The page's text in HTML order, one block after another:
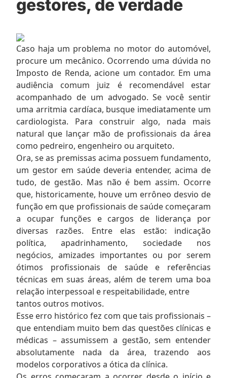
gestores, de verdade
Caso haja um problema no motor do automóvel,
procure um mecânico. Ocorrendo uma dúvida no
Imposto de Renda, acione um contador. Em uma
audiência comum juiz é recomendável estar
acompanhado de um advogado. Se você sentir
uma arritmia cardíaca, busque imediatamente um
cardiologista. Para construir algo, nada mais
natural que lançar mão de profissionais da área
como pedreiro, engenheiro ou arquiteto.
Ora, se as premissas acima possuem fundamento,
um gestor em saúde deveria entender, acima de
tudo, de gestão. Mas não é bem assim. Ocorre
que, historicamente, houve um errôneo desvio de
função em que profissionais de saúde começaram
a ocupar funções e cargos de liderança por
diversas razões. Entre elas estão: indicação
política, apadrinhamento, sociedade nos
negócios, amizades importantes ou por serem
ótimos profissionais de saúde e referências
técnicas em suas áreas, além de terem uma boa
relação interpessoal e respeitabilidade, entre
tantos outros motivos.
Esse erro histórico fez com que tais profissionais –
que entendiam muito bem das questões clínicas e
médicas – assumissem a gestão, sem entender
absolutamente nada da área, trazendo aos
modelos corporativos a ótica da clínica.